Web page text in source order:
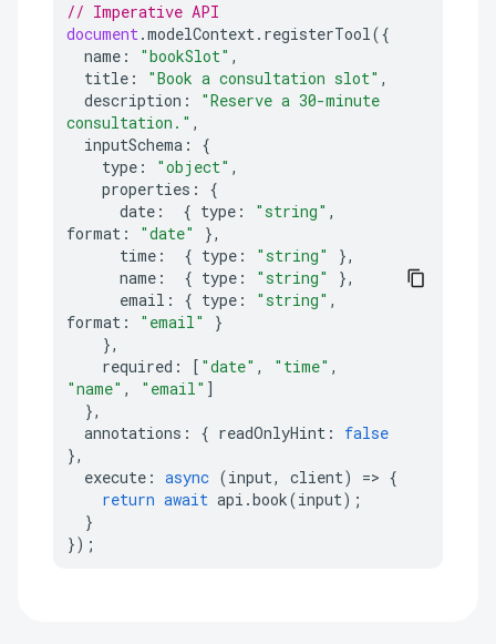
// Imperative API
document.modelContext. registerTool({
name : "bookSlot" ,
title : "Book a consultation slot" ,
description :
"Reserve a 30-minute
consultation." ,
inputSchema :
{
type : "object" ,
properties :
{
date : { type : "string" ,
format : "date"
},
time : { type : "string"
},
name : { type : "string"
},
email : { type : "string" ,
format : "email"
}
},
required : [ "date" , "time" ,
"name" , "email" ]
},
annotations : { readOnlyHint :
false
},
execute : async (input, client) => {
return await api .book(input);
}
});